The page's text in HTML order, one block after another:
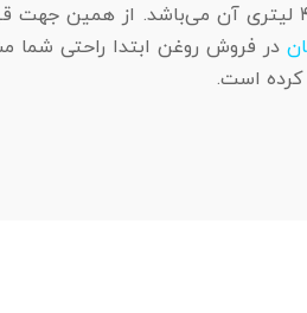
قیمت روغن ۴۰ اسپیدی که در این صحفه شما مشاهده می‌کنید،
در فروش روغن ابتدا راحتی
کرده است.